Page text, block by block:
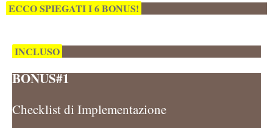
ECCO SPIEGATI I 6 BONUS!
INCLUSO
BONUS#1
Checklist di Implementazione